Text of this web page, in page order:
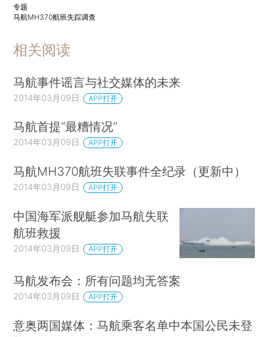
专题
马航MH370航班失踪调查
相关阅读
马航事件谣言与社交媒体的未来
2014年03月09日 APP打开
马航首提“最糟情况”
2014年03月09日 APP打开
马航MH370航班失联事件全纪录（更新中）
2014年03月09日 APP打开
中国海军派舰艇参加马航失联
航班救援
2014年03月09日 APP打开
马航发布会：所有问题均无答案
2014年03月09日 APP打开
意奥两国媒体：马航乘客名单中本国公民未登